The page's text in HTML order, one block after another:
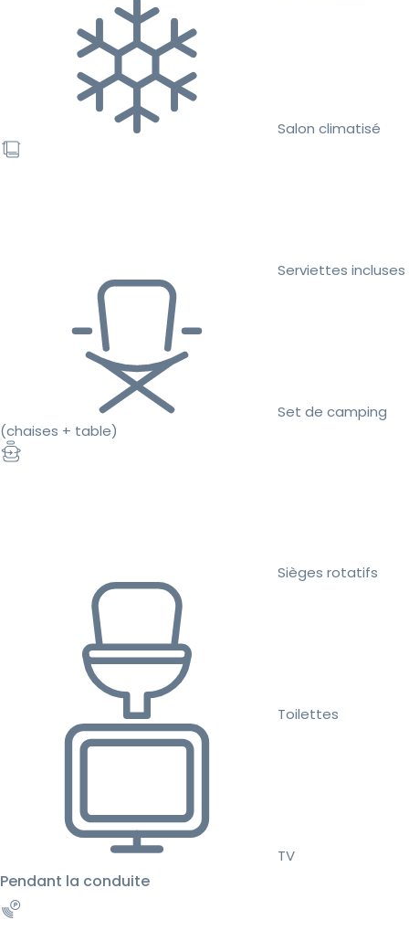
Salon climatisé
Serviettes incluses
Set de camping
(chaises + table)
Sièges rotatifs
Toilettes
TV
Pendant la conduite